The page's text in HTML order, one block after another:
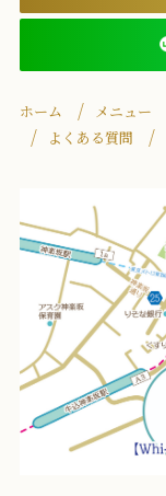
ホーム メニュー
よくある質問